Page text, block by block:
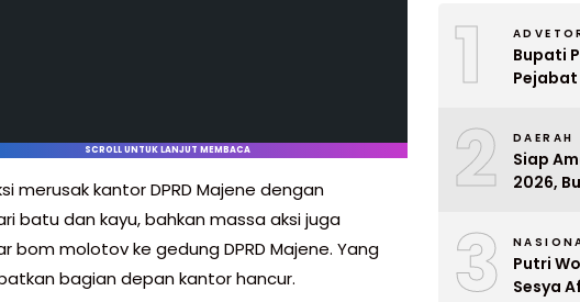
SCROLL UNTUK LANJUT MEMBACA
merusak kantor DPRD Majene dengan
batu dan kayu, bahkan massa aksi juga
bom molotov ke gedung DPRD Majene. Yang
bagian depan kantor hancur.
1
Bupati
Pejabat
2 DAERAH
Siap
2026,
3
Putri
Sesya